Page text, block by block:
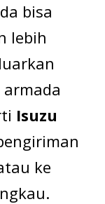
bisa
lebih
Isuzu
ke